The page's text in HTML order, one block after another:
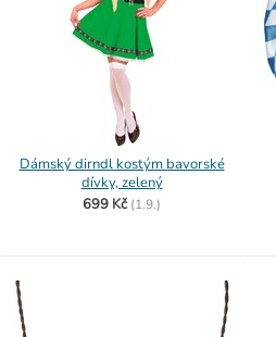
Dámský dirndl kostým bavorské
dívky, zelený
699 Kč (1.9.)